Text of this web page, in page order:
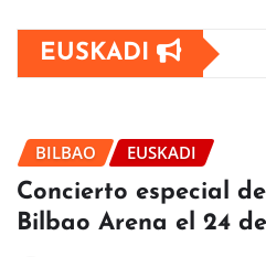
EUSKADI
BILBAO EUSKADI
Concierto especial
Bilbao Arena el 24